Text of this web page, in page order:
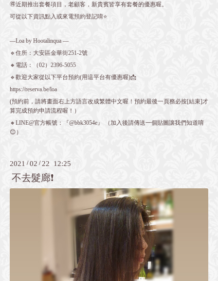
🉐近期推出套餐項目，老顧客，新貴賓皆享有套餐的優惠喔。
可從以下資訊點入或來電預約登記唷⭐️
—Loa by Hootalinqua —
🔹住所：大安區金華街251-2號
🔸電話：（02）2396-5055
🔹歡迎大家從以下平台預約(用這平台有優惠喔)📩
https://reserva.be/loa
(預約前，請將畫面右上方語言改成繁體中文喔！預約最後一頁務必按[結束]才
算完成預約申請流程喔！）
🔸LINE@官方帳號：『@bbk3054e』 （加入後請傳送一個貼圖讓我們知道唷
😊）
2021 /02 / 22 12:25
不去髮廊❗️